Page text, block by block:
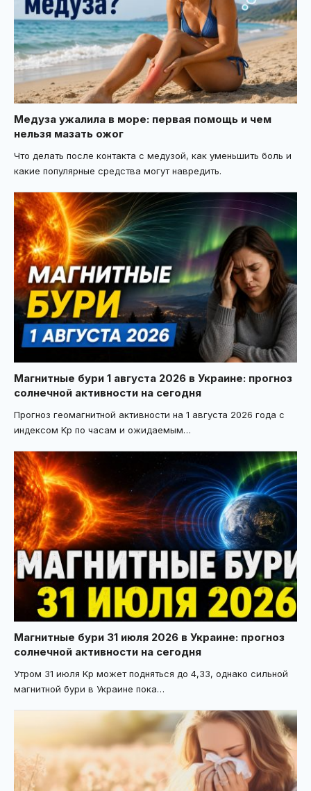
Медуза ужалила в море: первая помощь и чем
нельзя мазать ожог
Что делать после контакта с медузой, как уменьшить боль и
какие популярные средства могут навредить.
Магнитные бури 1 августа 2026 в Украине: прогноз
солнечной активности на сегодня
Прогноз геомагнитной активности на 1 августа 2026 года с
индексом Kp по часам и ожидаемым…
Магнитные бури 31 июля 2026 в Украине: прогноз
солнечной активности на сегодня
Утром 31 июля Kp может подняться до 4,33, однако сильной
магнитной бури в Украине пока…